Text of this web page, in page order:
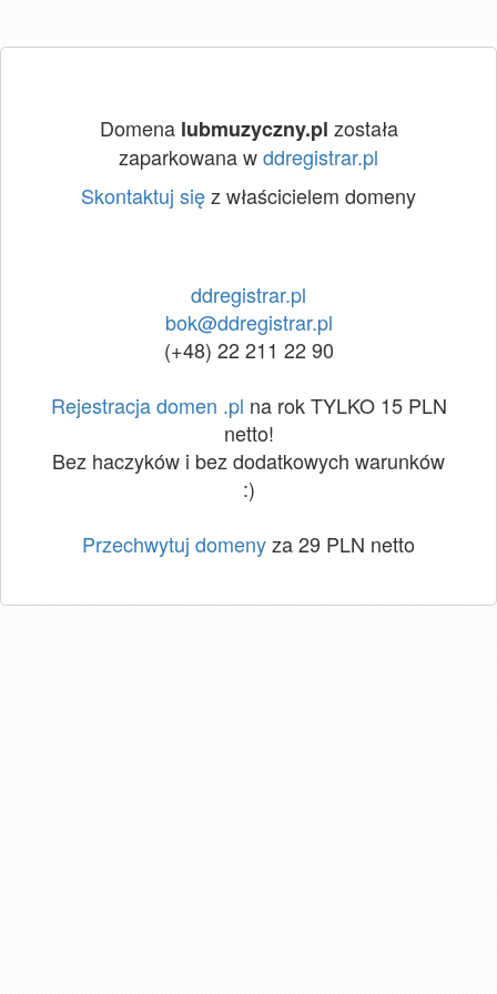
Domena lubmuzyczny.pl została
zaparkowana wddregistrar.pl
Skontaktuj sięz właścicielem domeny
ddregistrar.pl
bok@ddregistrar.pl
(+48) 22 211 22 90
Rejestracja domen .pl na rok TYLKO 15 PLN
netto!
Bez haczyków i bez dodatkowych warunków
:)
Przechwytuj domenyza 29 PLN netto